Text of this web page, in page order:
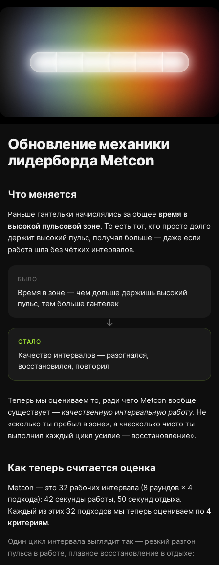
Обновление механики
лидерборда Metcon
Что меняется
Раньше гантельки начислялись за общее время в
высокой пульсовой зоне. То есть тот, кто просто долго
держит высокий пульс, получал больше — даже если
работа шла без чётких интервалов.
БЫЛО
Время в зоне — чем дольше держишь высокий
пульс, тем больше гантелек
↓
СТАЛО
Качество интервалов — разогнался,
восстановился, повторил
Теперь мы оцениваем то, ради чего Metcon вообще
существует — качественную интервальную работу. Не
«сколько ты пробыл в зоне», а «насколько чисто ты
выполнил каждый цикл усилие — восстановление».
Как теперь считается оценка
Metcon — это 32 рабочих интервала (8 раундов × 4
подхода): 42 секунды работы, 50 секунд отдыха.
Каждый из этих 32 подходов мы теперь оцениваем по 4
критериям.
Один цикл интервала выглядит так — резкий разгон
пульса в работе, плавное восстановление в отдыхе: